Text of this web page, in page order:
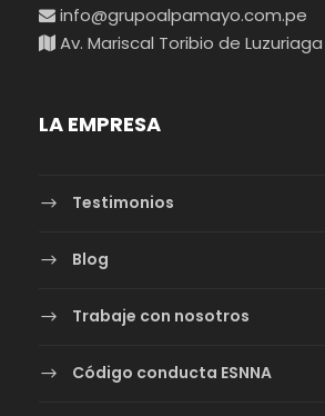
info@grupoalpamayo.com.pe
Av. Mariscal Toribio de
LA EMPRESA
Testimonios
Blog
Trabaje con nosotros
Código conducta ESNNA